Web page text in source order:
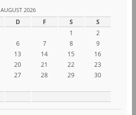
AUGUST 2026
D F S S
1
2
6 7 8
9
13 14 15
16
20 21 22
23
27 28 29
30